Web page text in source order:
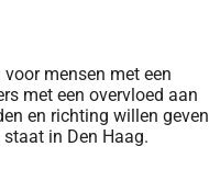
mensen met een
met een overvloed aan
en richting willen geven
in Den Haag.